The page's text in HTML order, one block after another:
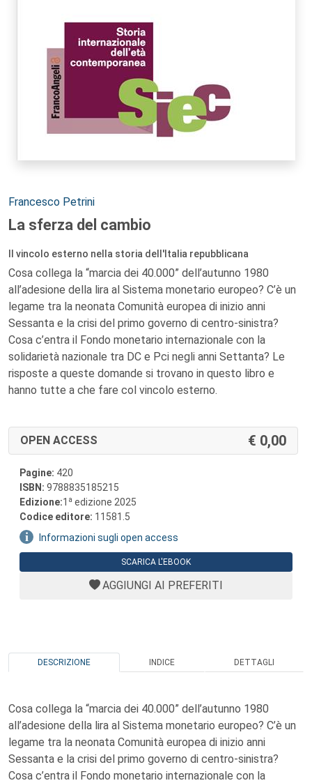
Autori:
Francesco Petrini
La sferza del cambio
Il vincolo esterno nella storia dell'Italia repubblicana
Cosa collega la “marcia dei 40.000” dell’autunno 1980
all’adesione della lira al Sistema monetario europeo? C’è un
legame tra la neonata Comunità europea di inizio anni
Sessanta e la crisi del primo governo di centro-sinistra?
Cosa c’entra il Fondo monetario internazionale con la
solidarietà nazionale tra DC e Pci negli anni Settanta? Le
risposte a queste domande si trovano in questo libro e
hanno tutte a che fare col vincolo esterno.
OPEN ACCESS 0,00
Pagine: 420
ISBN: 9788835185215
Edizione:1 a edizione 2025
Codice editore: 11581.5
Informazioni sugli open access
SCARICA L'EBOOK
AGGIUNGI AI PREFERITI
DESCRIZIONE INDICE DETTAGLI
Cosa collega la “marcia dei 40.000” dell’autunno 1980
all’adesione della lira al Sistema monetario europeo? C’è un
legame tra la neonata Comunità europea di inizio anni
Sessanta e la crisi del primo governo di centro-sinistra?
Cosa c’entra il Fondo monetario internazionale con la